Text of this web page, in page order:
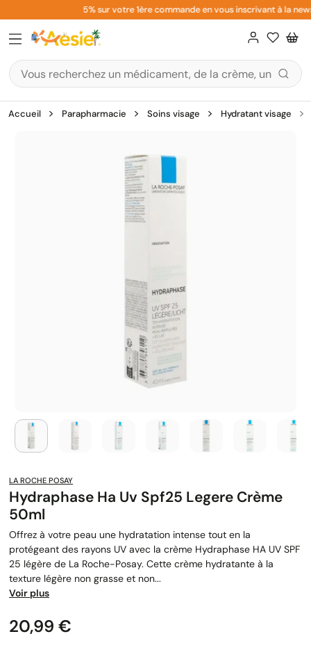
au
contenu
5% sur votre 1ère commande en vous inscrivant à la
Accueil Parapharmacie Soins visage Hydratant visage
LA ROCHE POSAY
Hydraphase Ha Uv Spf25 Legere Crème
50ml
Offrez à votre peau une hydratation intense tout en la
protégeant des rayons UV avec la crème Hydraphase HA UV SPF
25 légère de La Roche-Posay. Cette crème hydratante à la
texture légère non grasse et non...
Voir plus
Prix
20,99 €